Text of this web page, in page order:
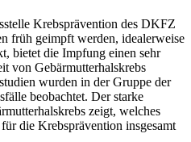
Krebsprävention des DKFZ
früh geimpft werden, idealerweise
bietet die Impfung einen sehr
von Gebärmutterhalskrebs
wurden in der Gruppe der
beobachtet. Der starke
zeigt, welches
die Krebsprävention insgesamt